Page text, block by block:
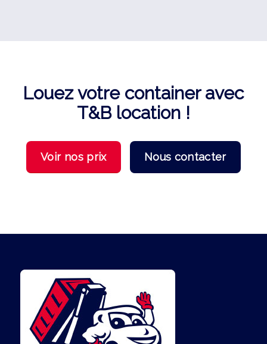
Louez votre container avec
T&B location !
Voir nos prix Nous contacter